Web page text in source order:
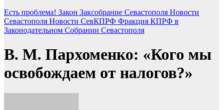
Есть проблема! Закон Заксобрание Севастополя Новости
Севастополя Новости СевКПРФ Фракция КПРФ в
Законодательном Собрании Севастополя
В. М. Пархоменко: «Кого мы
освобождаем от налогов?»